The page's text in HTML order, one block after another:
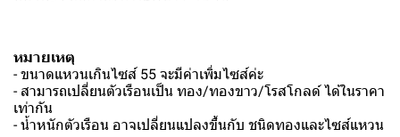
หมายเหตุ
- ขนาดแหวนเกินไซส์ 55 จะมีค่าเพิ่มไซส์ค่ะ
- สามารถเปลี่ยนตัวเรือนเป็น ทอง/ทองขาว/โรสโกลด์ ได้ในราคา
เท่ากัน
- น้ำหนักตัวเรือน อาจเปลี่ยนแปลงขึ้นกับ ชนิดทองและไซส์แหวน